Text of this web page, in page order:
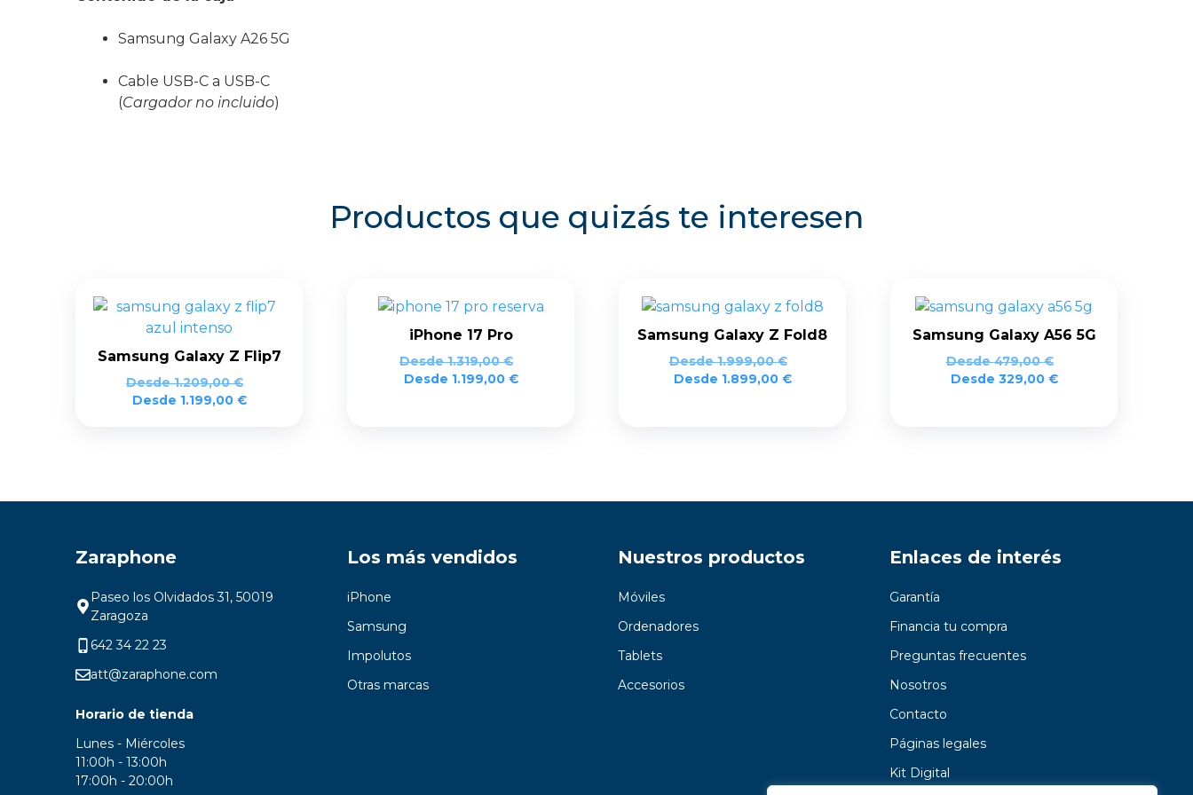
Samsung Galaxy A26 5G
Cable USB-C a USB-C
(Cargador no incluido)
Productos que quizás te interesen
Samsung Galaxy Z Flip7
Desde1.209,00€
Desde 1.199,00 €
iPhone 17 Pro
Desde1.319,00€
Desde 1.199,00 €
Samsung Galaxy Z Fold8
Desde1.999,00€
Desde 1.899,00 €
Samsung Galaxy A56 5G
Desde479,00€
Desde 329,00 €
Zaraphone
Paseo los Olvidados 31, 50019
Zaragoza
642 34 22 23
att@zaraphone.com
Horario de tienda
Lunes - Miércoles
11:00h - 13:00h
17:00h - 20:00h
Los más vendidos
iPhone
Samsung
Impolutos
Otras marcas
Nuestros productos
Móviles
Ordenadores
Tablets
Accesorios
Enlaces de interés
Garantía
Financia tu compra
Preguntas frecuentes
Nosotros
Contacto
Páginas legales
Kit Digital